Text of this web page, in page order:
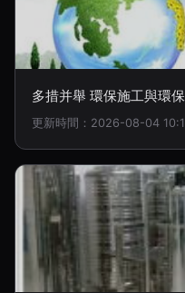
多措并舉 環保施工與環
更新時間：2026-08-04